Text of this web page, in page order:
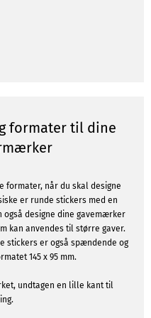
formater til dine
formater, når du skal designe
er runde stickers med en
også designe dine gavemærker
kan anvendes til større gaver.
stickers er også spændende og
145 x 95 mm.
undtagen en lille kant til